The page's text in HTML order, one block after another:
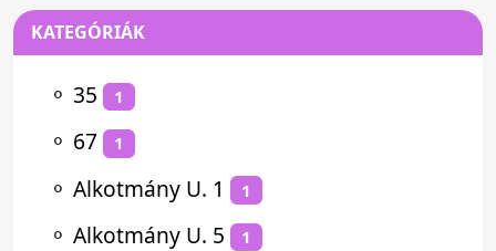
KATEGÓRIÁK
⚬ 35 1
⚬ 67 1
⚬ Alkotmány U. 1 1
⚬ Alkotmány U. 5 1